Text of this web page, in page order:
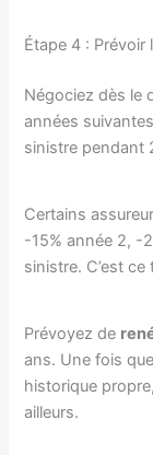
Étape 4 : Prévoir
Négociez dès le
années
sinistre pendant
Certains
-15% année 2, -
sinistre. C’est
Prévoyez de
ans. Une fois
historique
ailleurs.